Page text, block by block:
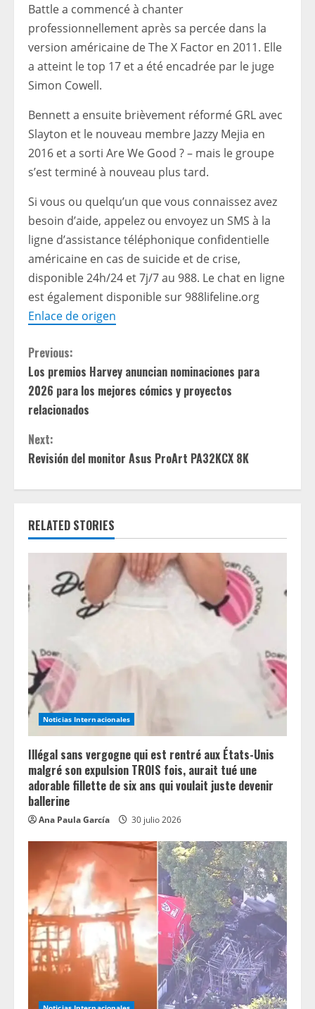
Battle a commencé à chanter
professionnellement après sa percée dans la
version américaine de The X Factor en 2011. Elle
a atteint le top 17 et a été encadrée par le juge
Simon Cowell.
Bennett a ensuite brièvement réformé GRL avec
Slayton et le nouveau membre Jazzy Mejia en
2016 et a sorti Are We Good ? – mais le groupe
s’est terminé à nouveau plus tard.
Si vous ou quelqu’un que vous connaissez avez
besoin d’aide, appelez ou envoyez un SMS à la
ligne d’assistance téléphonique confidentielle
américaine en cas de suicide et de crise,
disponible 24h/24 et 7j/7 au 988. Le chat en ligne
est également disponible sur 988lifeline.org
Enlace de origen
C
o
n
t
u
R
a
d
i
n
g
Previous:
Los premios Harvey anuncian nominaciones para
2026 para los mejores cómics y proyectos
relacionados
Next:
Revisión del monitor Asus ProArt PA32KCX 8K
RELATED STORIES
Noticias Internacionales
Illégal sans vergogne qui est rentré aux États-Unis
malgré son expulsion TROIS fois, aurait tué une
adorable fillette de six ans qui voulait juste devenir
ballerine
Ana Paula García 30 julio 2026